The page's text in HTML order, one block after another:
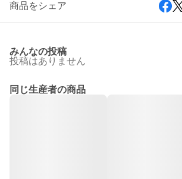
商品をシェア
みんなの投稿
投稿はありません
同じ生産者の商品